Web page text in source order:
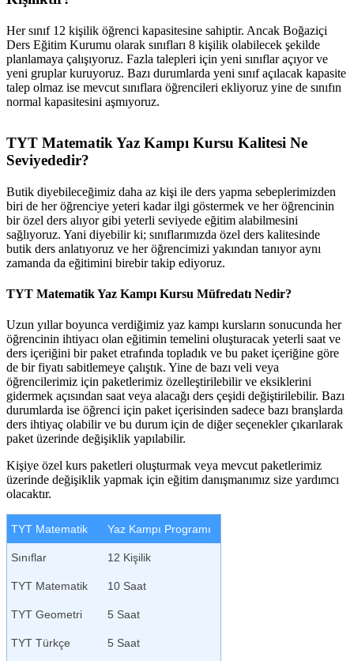
Her sınıf 12 kişilik öğrenci kapasitesine sahiptir. Ancak Boğaziçi
Ders Eğitim Kurumu olarak sınıfları 8 kişilik olabilecek şekilde
planlamaya çalışıyoruz. Fazla talepleri için yeni sınıflar açıyor ve
yeni gruplar kuruyoruz. Bazı durumlarda yeni sınıf açılacak kapasite
talep olmaz ise mevcut sınıflara öğrencileri ekliyoruz yine de sınıfın
normal kapasitesini aşmıyoruz.
TYT Matematik Yaz Kampı Kursu Kalitesi Ne
Seviyededir?
Butik diyebileceğimiz daha az kişi ile ders yapma sebeplerimizden
biri de her öğrenciye yeteri kadar ilgi göstermek ve her öğrencinin
bir özel ders alıyor gibi yeterli seviyede eğitim alabilmesini
sağlıyoruz. Yani diyebilir ki; sınıflarımızda özel ders kalitesinde
butik ders anlatıyoruz ve her öğrencimizi yakından tanıyor aynı
zamanda da eğitimini birebir takip ediyoruz.
TYT Matematik Yaz Kampı Kursu Müfredatı Nedir?
Uzun yıllar boyunca verdiğimiz yaz kampı kursların sonucunda her
öğrencinin ihtiyacı olan eğitimin temelini oluşturacak yeterli saat ve
ders içeriğini bir paket etrafında topladık ve bu paket içeriğine göre
de bir fiyatı sabitlemeye çalıştık. Yine de bazı veli veya
öğrencilerimiz için paketlerimiz özelleştirilebilir ve eksiklerini
gidermek açısından saat veya alacağı ders çeşidi değiştirilebilir. Bazı
durumlarda ise öğrenci için paket içerisinden sadece bazı branşlarda
ders ihtiyaç olabilir ve bu durum için de diğer seçenekler çıkarılarak
paket üzerinde değişiklik yapılabilir.
Kişiye özel kurs paketleri oluşturmak veya mevcut paketlerimiz
üzerinde değişiklik yapmak için eğitim danışmanımız size yardımcı
olacaktır.
TYT Matematik Yaz Kampı Programı
Sınıflar 12 Kişilik
TYT Matematik 10 Saat
TYT Geometri 5 Saat
TYT Türkçe 5 Saat